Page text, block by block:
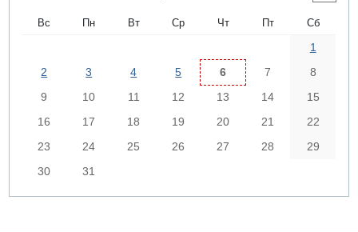
Вс Пн Вт Ср Чт Пт Сб
1
2
3 4 5 6 7
8
9
10 11 12 13 14
15
16
17 18 19 20 21
22
23
24 25 26 27 28
29
30
31